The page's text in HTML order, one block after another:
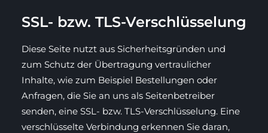
SSL- bzw. TLS-Verschlüsselung
Diese Seite nutzt aus Sicherheitsgründen und
zum Schutz der Übertragung vertraulicher
Inhalte, wie zum Beispiel Bestellungen oder
Anfragen, die Sie an uns als Seitenbetreiber
senden, eine SSL- bzw. TLS-Verschlüsselung. Eine
verschlüsselte Verbindung erkennen Sie daran,